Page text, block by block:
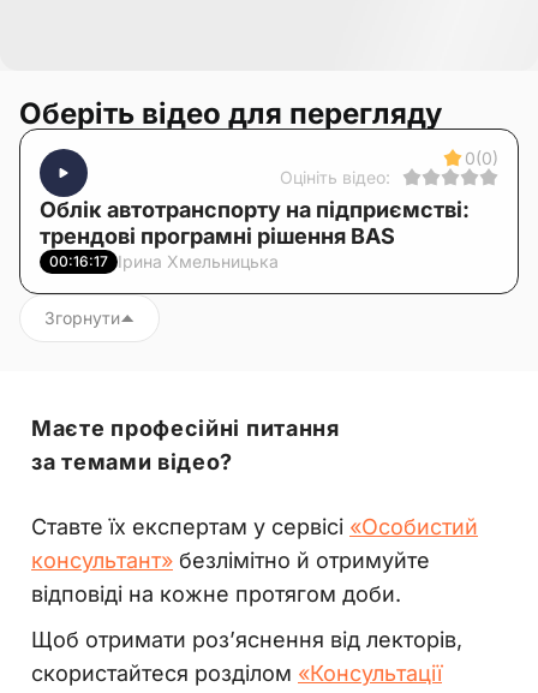
Оберіть відео для перегляду
0(0)
Оцініть відео:
Облік автотранспорту на підприємстві:
трендові програмні рішення BAS
00:16:17 Ірина Хмельницька
Згорнути
Маєте професійні питання
за темами відео?
Ставте їх експертам у сервісі «Особистий
консультант» безлімітно й отримуйте
відповіді на кожне протягом доби.
Щоб отримати роз’яснення від лекторів,
скористайтеся розділом «Консультації